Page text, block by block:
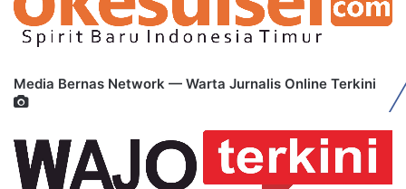
Media Bernas Network — Warta Jurnalis Online Terkini